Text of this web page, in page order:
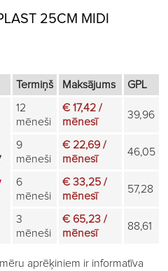
25CM MIDI
Termiņš Maksājums GPL
12
mēneši
€ 17,42 /
mēnesī
39,96
9
mēneši
€ 22,69 /
mēnesī
46,05
6
mēneši
€ 33,25 /
mēnesī
57,28
3
mēneši
€ 65,23 /
mēnesī
88,61
aprēķiniem ir informatīva